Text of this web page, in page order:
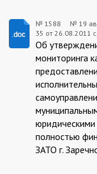
1588:2011-
№ 1588 № 19
35 от 26.08.2011
Об
мониторинга
юридическими
полностью
ЗАТО г.